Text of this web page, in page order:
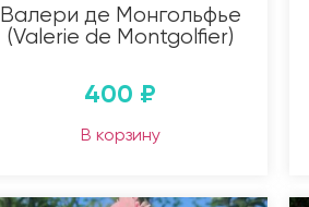
Валери де Монгольфье
(Valerie de Montgolfier)
400 ₽
В корзину